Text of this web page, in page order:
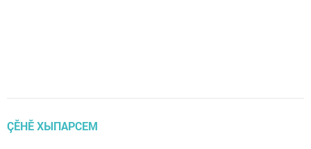
ÇӖНӖ ХЫПАРСЕМ